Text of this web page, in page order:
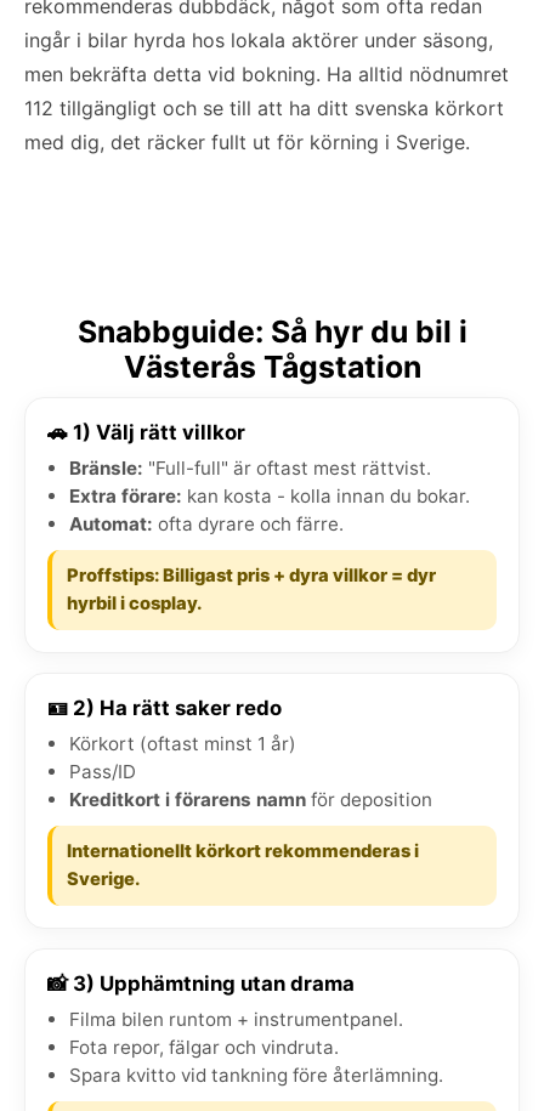
rekommenderas dubbdäck, något som ofta redan
ingår i bilar hyrda hos lokala aktörer under säsong,
men bekräfta detta vid bokning. Ha alltid nödnumret
112 tillgängligt och se till att ha ditt svenska körkort
med dig, det räcker fullt ut för körning i Sverige.
Snabbguide: Så hyr du bil i
Västerås Tågstation
🚗 1) Välj rätt villkor
Bränsle: "Full-full" är oftast mest rättvist.
Extra förare: kan kosta - kolla innan du bokar.
Automat: ofta dyrare och färre.
Proffstips: Billigast pris + dyra villkor = dyr
hyrbil i cosplay.
🪪 2) Ha rätt saker redo
Körkort (oftast minst 1 år)
Pass/ID
Kreditkort i förarens namn för deposition
Internationellt körkort rekommenderas i
Sverige.
📸 3) Upphämtning utan drama
Filma bilen runtom + instrumentpanel.
Fota repor, fälgar och vindruta.
Spara kvitto vid tankning före återlämning.